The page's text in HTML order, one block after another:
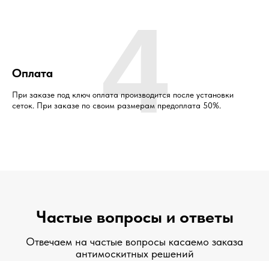
Оплата
При заказе под ключ оплата производится после установки
сеток. При заказе по своим размерам предоплата 50%.
4
Частые вопросы и ответы
Отвечаем на частые вопросы касаемо заказа
антимоскитных решений